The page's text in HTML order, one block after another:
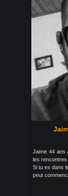
Jaime 44 ans
les
Si tu es dans
peut